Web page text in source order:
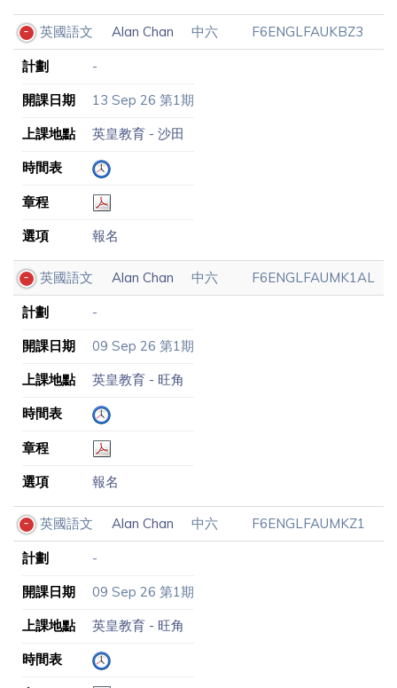
英國語文 Alan Chan 中六 F6ENGLFAUKBZ3
計劃
-
開課日期
13 Sep 26 第1期
上課地點
英皇教育 - 沙田
時間表
章程
選項 報名
英國語文 Alan Chan 中六 F6ENGLFAUMK1AL
計劃
-
開課日期
09 Sep 26 第1期
上課地點
英皇教育 - 旺角
時間表
章程
選項 報名
英國語文 Alan Chan 中六 F6ENGLFAUMKZ1
計劃
-
開課日期
09 Sep 26 第1期
上課地點
英皇教育 - 旺角
時間表